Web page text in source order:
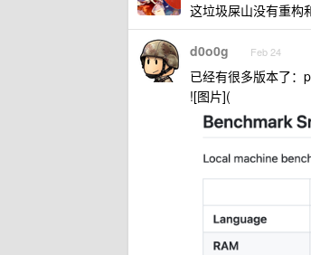
这垃圾屎山没有重构
d0o0g Feb 24
已经有很多版本了：
![图片](